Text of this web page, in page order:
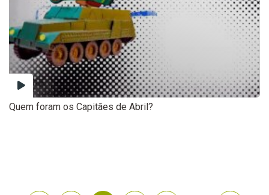
Quem foram os Capitães de Abril?